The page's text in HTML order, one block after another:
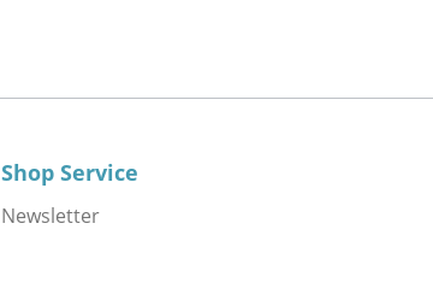
Shop Service
Newsletter